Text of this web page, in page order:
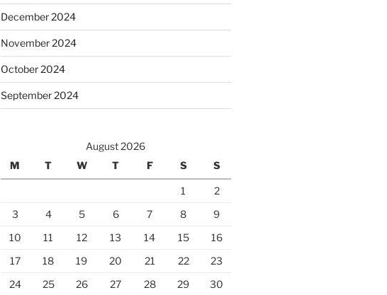
December 2024
November 2024
October 2024
September 2024
August 2026
M
T W T F S S
1
2
3
4 5 6 7 8
9
10
11 12 13 14 15
16
17
18 19 20 21 22
23
24
25 26 27 28 29
30